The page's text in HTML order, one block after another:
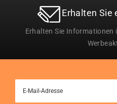
Erhalten Sie
Erhalten Sie Informationen